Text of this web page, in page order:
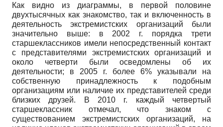
Как видно из диаграммы, в первой половине
двухтысячных как знакомство, так и включенность в
деятельность экстремистских организаций были
значительно выше: в 2002 г. порядка трети
старшеклассников имели непосредственный контакт
с представителями экстремистских организаций и
около четверти были осведомлены об их
деятельности; в 2005 г. более 6% указывали на
собственную принадлежность к подобным
организациям или наличие их представителей среди
близких друзей. В 2010 г. каждый четвертый
старшеклассник отмечал, что знаком с
существованием экстремистских организаций, на